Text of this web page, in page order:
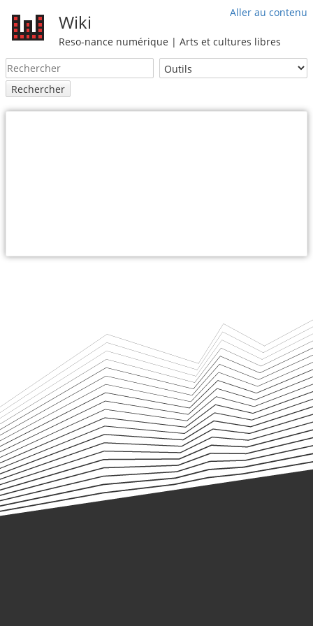
Aller au contenu
Wiki
Reso-nance numérique | Arts et cultures libres
Rechercher